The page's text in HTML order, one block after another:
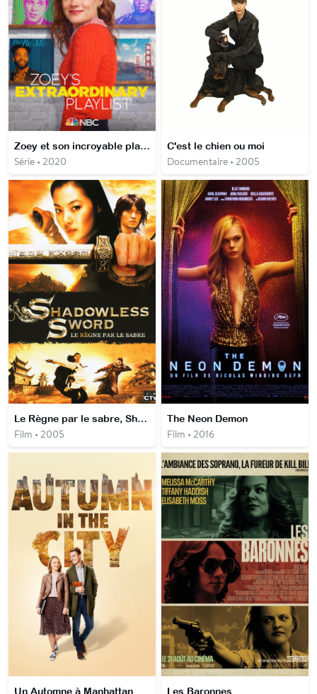
Zoey et son incroyable playlist
Série • 2020
C'est le chien ou moi
Documentaire • 2005
Le Règne par le sabre, Shadowless Sword
Film • 2005
The Neon Demon
Film • 2016
Un Automne à Manhattan Les Baronnes